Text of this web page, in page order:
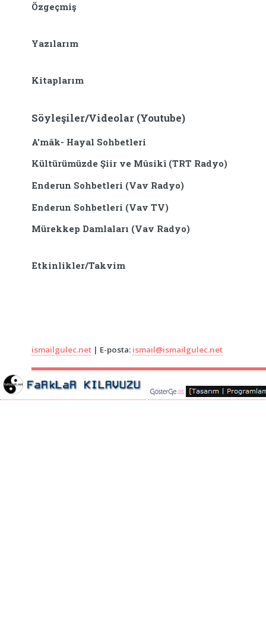
Özgeçmiş
Yazılarım
Kitaplarım
Söyleşiler/Videolar (Youtube)
A'mâk- Hayal Sohbetleri
Kültürümüzde Şiir ve Mûsikî (TRT Radyo)
Enderun Sohbetleri (Vav Radyo)
Enderun Sohbetleri (Vav TV)
Mürekkep Damlaları (Vav Radyo)
Etkinlikler/Takvim
ismailgulec.net | E-posta: ismail@ismailgulec.net